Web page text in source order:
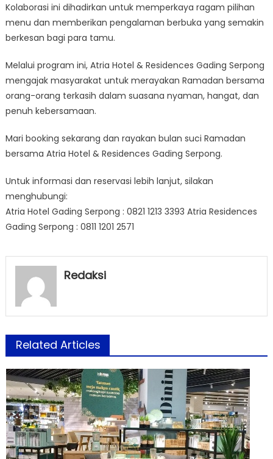
Kolaborasi ini dihadirkan untuk memperkaya ragam pilihan
menu dan memberikan pengalaman berbuka yang semakin
berkesan bagi para tamu.
Melalui program ini, Atria Hotel & Residences Gading Serpong
mengajak masyarakat untuk merayakan Ramadan bersama
orang-orang terkasih dalam suasana nyaman, hangat, dan
penuh kebersamaan.
Mari booking sekarang dan rayakan bulan suci Ramadan
bersama Atria Hotel & Residences Gading Serpong.
Untuk informasi dan reservasi lebih lanjut, silakan
menghubungi:
Atria Hotel Gading Serpong : 0821 1213 3393 Atria Residences
Gading Serpong : 0811 1201 2571
Redaksi
Related Articles